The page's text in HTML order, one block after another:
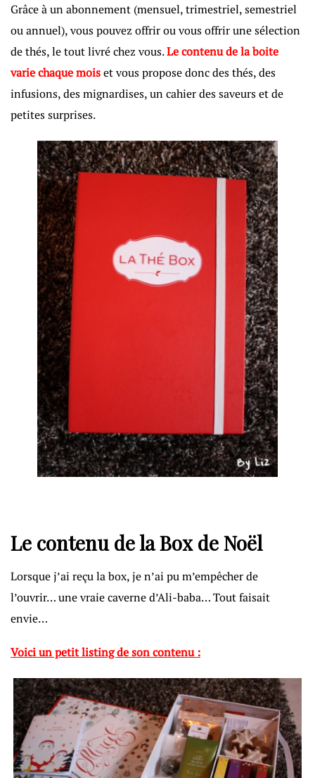
Grâce à un abonnement (mensuel, trimestriel, semestriel
ou annuel), vous pouvez offrir ou vous offrir une sélection
de thés, le tout livré chez vous.Le contenu de la boite
varie chaque moiset vous propose donc des thés, des
infusions, des mignardises, un cahier des saveurs et de
petites surprises.
Le contenu de la Box de Noël
Lorsque j’ai reçu la box, je n’ai pu m’empêcher de
l’ouvrir… une vraie caverne d’Ali-baba… Tout faisait
envie…
Voici un petit listing de son contenu :